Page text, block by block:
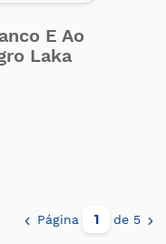
E Ao
Laka
Página de 5